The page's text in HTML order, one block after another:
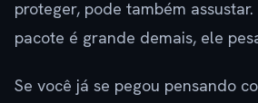
proteger, pode também
pacote é grande demais, ele
Se você já se pegou pensando